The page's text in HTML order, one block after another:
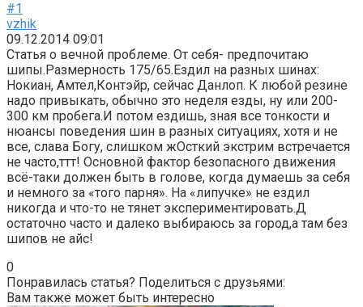
#1
vzhik
09.12.2014 09:01
Статья о вечной проблеме. От себя- предпочитаю
шипы.Размерность 175/65.Ездил на разных шинах:
Нокиан, Амтел,Контэйр, сейчас Данлоп. К любой резине
надо привыкать, обычно это неделя езды, ну или 200-
300 км пробега.И потом ездишь, зная все тонкости и
нюансы поведения шин в разных ситуациях, хотя и не
все, слава Богу, слишком жОсткий экстрим встречается
не часто,ттт! Основной фактор безопасного движения
всё-таки должен быть в голове, когда думаешь за себя
и немного за «того парня». На «липучке» не ездил
никогда и что-то не тянет экспериментировать.Д
остаточно часто и далеко выбираюсь за город,а там без
шипов не айс!
0
Понравилась статья? Поделиться с друзьями:
Вам также может быть интересно